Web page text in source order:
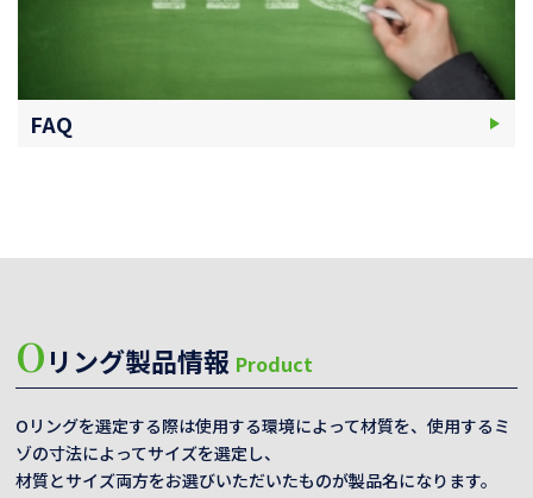
FAQ
Oリング製品情報 Product
Oリングを選定する際は使用する環境によって材質を、使用するミ
ゾの寸法によってサイズを選定し、
材質とサイズ両方をお選びいただいたものが製品名になります。